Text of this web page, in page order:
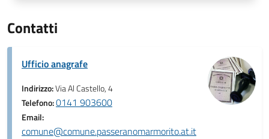
Contatti
Ufficio anagrafe
Indirizzo:Via Al Castello, 4
Telefono:0141 903600
Email:
comune@comune.passeranomarmorito.at.it